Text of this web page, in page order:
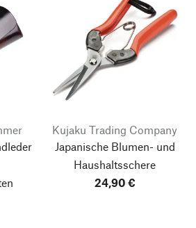
Kujaku Trading Company
Japanische Blumen- und
Haushaltsschere
24,90 €